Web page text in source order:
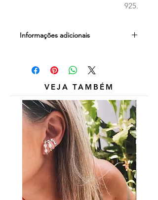
925.
Informações adicionais
meramente ilustrativos e não estão
inclusos.
VEJA TAMBÉM